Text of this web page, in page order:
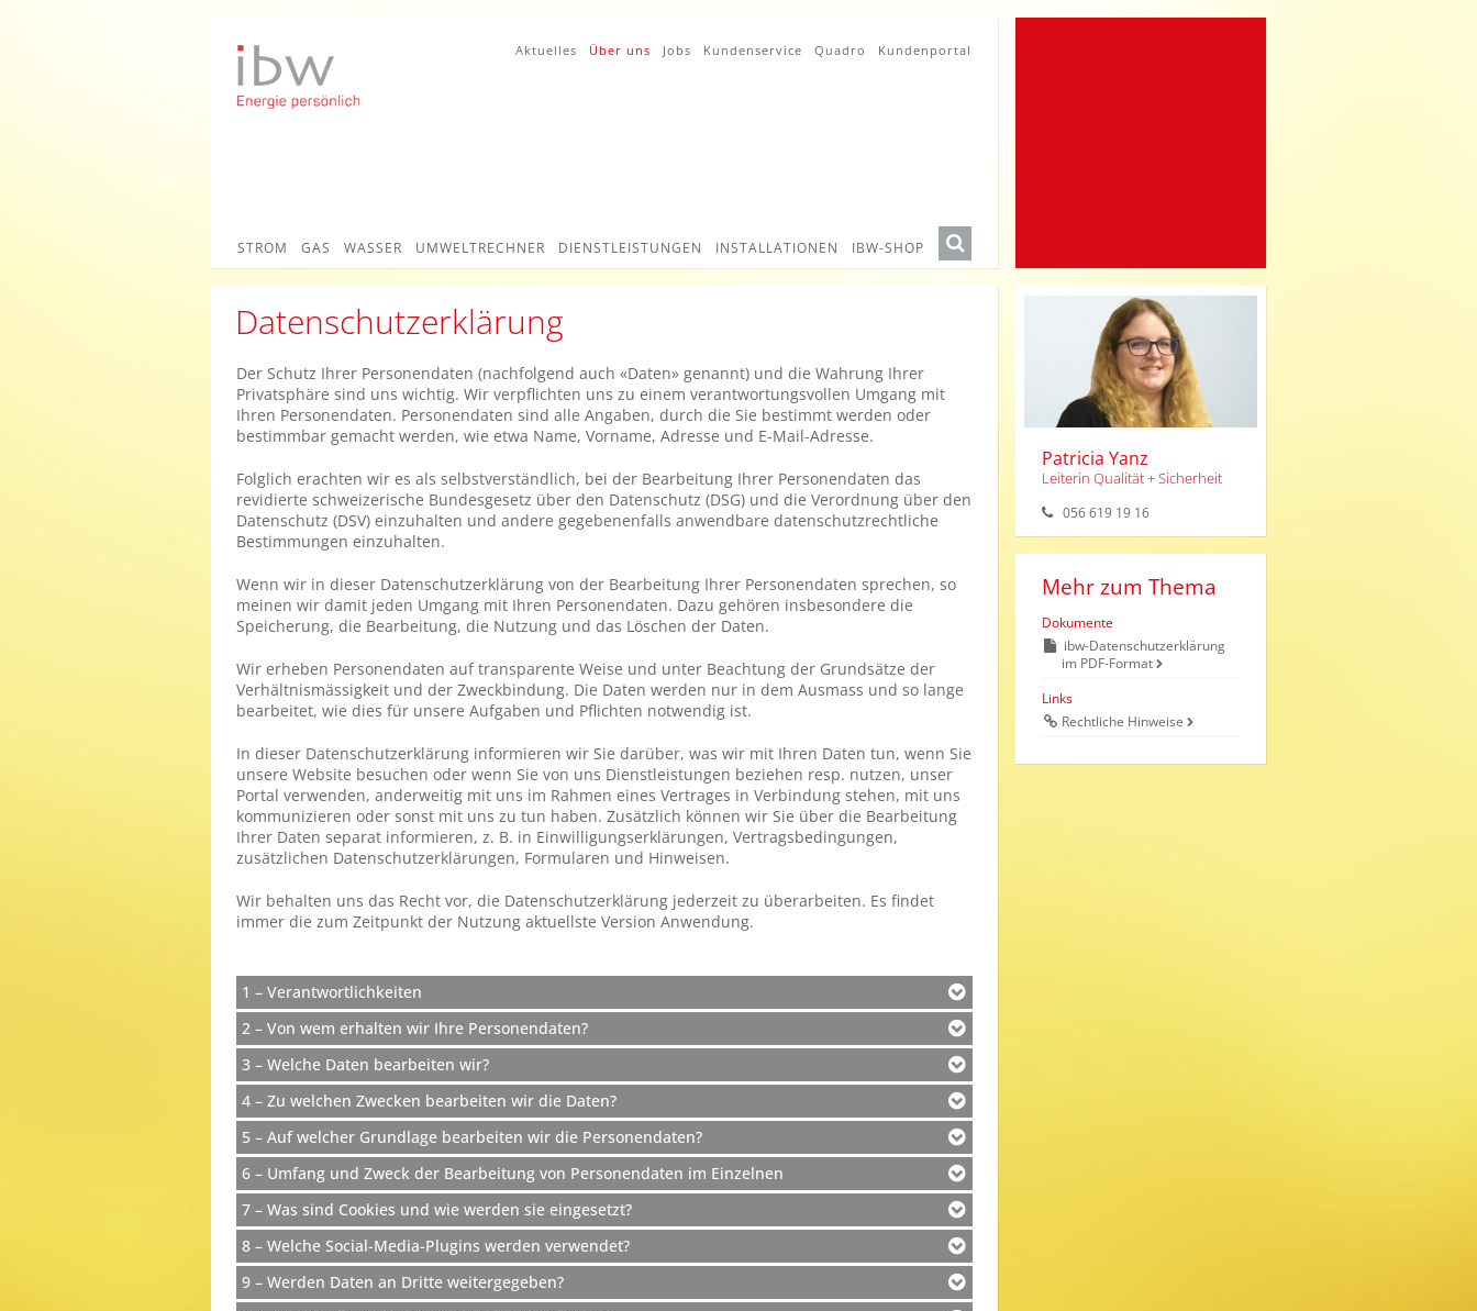
Aktuelles Über uns Jobs Kundenservice Quadro Kundenportal
STROM GAS WASSER UMWELTRECHNER DIENSTLEISTUNGEN INSTALLATIONEN IBW-SHOP
Datenschutzerklärung
Der Schutz Ihrer Personendaten (nachfolgend auch «Daten» genannt) und die Wahrung Ihrer
Privatsphäre sind uns wichtig. Wir verpflichten uns zu einem verantwortungsvollen Umgang mit
Ihren Personendaten. Personendaten sind alle Angaben, durch die Sie bestimmt werden oder
bestimmbar gemacht werden, wie etwa Name, Vorname, Adresse und E-Mail-Adresse.
Folglich erachten wir es als selbstverständlich, bei der Bearbeitung Ihrer Personendaten das
revidierte schweizerische Bundesgesetz über den Datenschutz (DSG) und die Verordnung über den
Datenschutz (DSV) einzuhalten und andere gegebenenfalls anwendbare datenschutzrechtliche
Bestimmungen einzuhalten.
Wenn wir in dieser Datenschutzerklärung von der Bearbeitung Ihrer Personendaten sprechen, so
meinen wir damit jeden Umgang mit Ihren Personendaten. Dazu gehören insbesondere die
Speicherung, die Bearbeitung, die Nutzung und das Löschen der Daten.
Wir erheben Personendaten auf transparente Weise und unter Beachtung der Grundsätze der
Verhältnismässigkeit und der Zweckbindung. Die Daten werden nur in dem Ausmass und so lange
bearbeitet, wie dies für unsere Aufgaben und Pflichten notwendig ist.
In dieser Datenschutzerklärung informieren wir Sie darüber, was wir mit Ihren Daten tun, wenn Sie
unsere Website besuchen oder wenn Sie von uns Dienstleistungen beziehen resp. nutzen, unser
Portal verwenden, anderweitig mit uns im Rahmen eines Vertrages in Verbindung stehen, mit uns
kommunizieren oder sonst mit uns zu tun haben. Zusätzlich können wir Sie über die Bearbeitung
Ihrer Daten separat informieren, z. B. in Einwilligungserklärungen, Vertragsbedingungen,
zusätzlichen Datenschutzerklärungen, Formularen und Hinweisen.
Wir behalten uns das Recht vor, die Datenschutzerklärung jederzeit zu überarbeiten. Es findet
immer die zum Zeitpunkt der Nutzung aktuellste Version Anwendung.
1 – Verantwortlichkeiten
2 – Von wem erhalten wir Ihre Personendaten?
3 – Welche Daten bearbeiten wir?
4 – Zu welchen Zwecken bearbeiten wir die Daten?
5 – Auf welcher Grundlage bearbeiten wir die Personendaten?
6 – Umfang und Zweck der Bearbeitung von Personendaten im Einzelnen
7 – Was sind Cookies und wie werden sie eingesetzt?
8 – Welche Social-Media-Plugins werden verwendet?
9 – Werden Daten an Dritte weitergegeben?
Patricia Yanz
Leiterin Qualität + Sicherheit
056 619 19 16
Mehr zum Thema
Dokumente
ibw-Datenschutzerklärung
im PDF-Format
Links
Rechtliche Hinweise